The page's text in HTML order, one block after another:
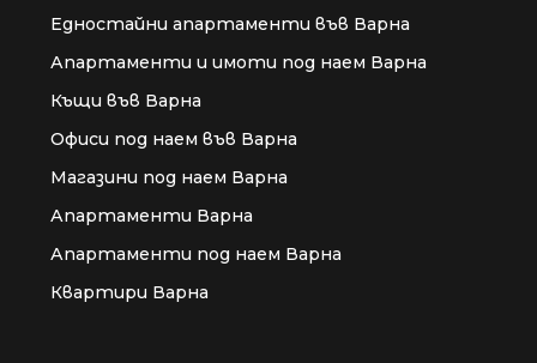
Едностайни апартаменти във Варна
Апартаменти и имоти под наем Варна
Къщи във Варна
Офиси под наем във Варна
Магазини под наем Варна
Апартаменти Варна
Апартаменти под наем Варна
Квартири Варна